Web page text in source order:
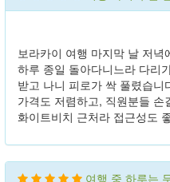
보라카이 여행 마지막 날 저녁
하루 종일 돌아다니느라 다리
받고 나니 피로가 싹 풀렸습니
가격도 저렴하고, 직원분들 손
화이트비치 근처라 접근성도
여행 중 하루는